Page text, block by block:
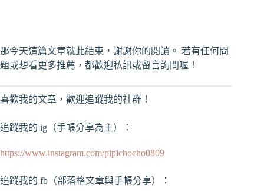
那今天這篇文章就此結束，謝謝你的閱讀。 若有任何問
題或想看更多推薦，都歡迎私訊或留言詢問喔！
喜歡我的文章，歡迎追蹤我的社群！
追蹤我的 ig（手帳分享為主）：
https://www.instagram.com/pipichocho0809
追蹤我的 fb（部落格文章與手帳分享）：